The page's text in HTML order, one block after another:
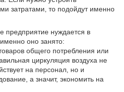
затратами, то подойдут именно
нуждается в
оно занято:
общего потребления или
циркуляция воздуха не
на персонал, но и
а значит, экономить на